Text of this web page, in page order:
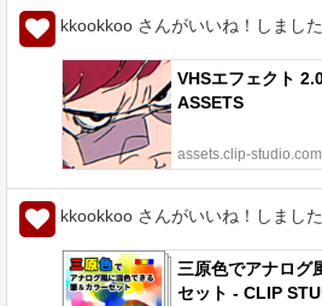
kkookkoo さんがいいね！しました
VHSエフェクト
ASSETS
assets.clip-studio.com
kkookkoo さんがいいね！しました
三原色でアナログ
セット - CLIP